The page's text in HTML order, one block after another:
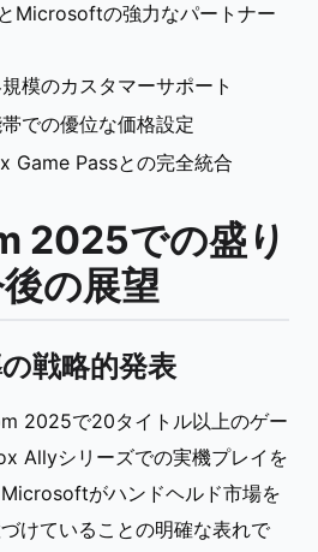
Microsoftの強力なパートナー
模のカスタマーサポート
での優位な価格設定
Game Passとの完全統合
2025での盛り
の展望
戦略的発表
2025で20タイトル以上のゲー
Allyシリーズでの実機プレイを
がハンドヘルド市場を
けていることの明確な表れで